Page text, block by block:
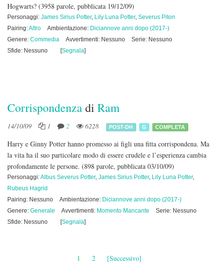
Hogwarts? (3958 parole, pubblicata 19/12/09)
Personaggi: James Sirius Potter, Lily Luna Potter, Severus Piton
Pairing:Altro Ambientazione: Diciannove anni dopo (2017-)
Genere: Commedia Avvertimenti: Nessuno
Serie: Nessuno
Sfide: Nessuno
[Segnala]
Corrispondenzadi Ram
14/10/09 1 2 6228 POST-DH G COMPLETA
Harry e Ginny Potter hanno promesso ai figli una fitta corrispondena. Ma
la vita ha il suo particolare modo di essere crudele e l’esperienza cambia
profondamente le persone. (898 parole, pubblicata 03/10/09)
Personaggi:Albus Severus Potter, James Sirius Potter, Lily Luna Potter,
Rubeus Hagrid
Pairing: Nessuno
Ambientazione: Diciannove anni dopo (2017-)
Genere: Generale Avvertimenti: Momento Mancante
Serie: Nessuno
Sfide: Nessuno
[Segnala]
1 2 [Successivo]